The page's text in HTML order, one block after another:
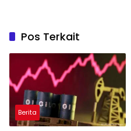
Pos Terkait
Berita